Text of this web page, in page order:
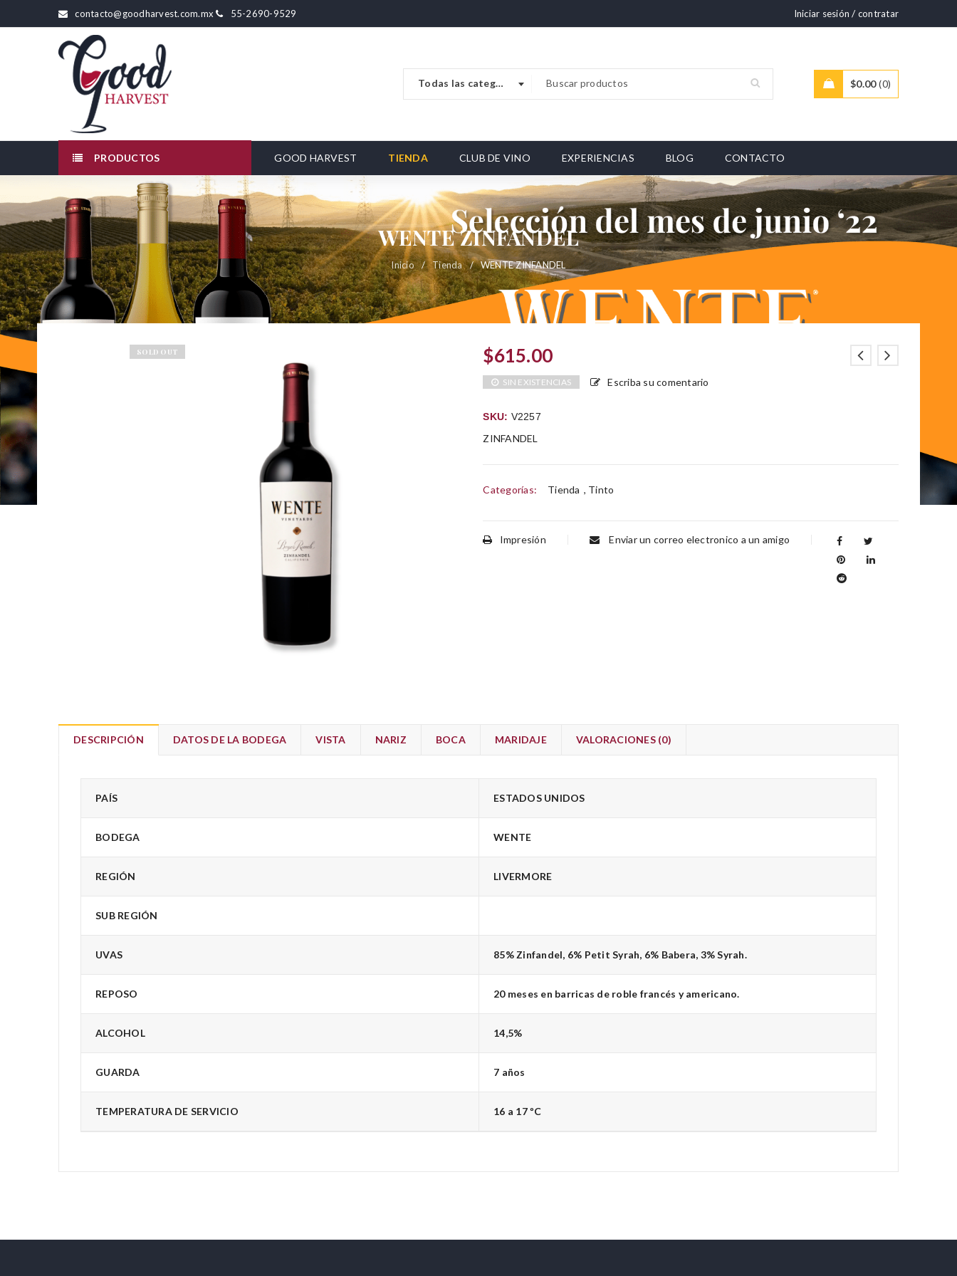
contacto@goodharvest.com.mx 55-2690-9529 Iniciar sesión /contratar
Todas las categorias $0.00 0
PRODUCTOS GOOD HARVEST TIENDA CLUB DE VINO EXPERIENCIAS BLOG CONTACTO
WENTE ZINFANDEL
Inicio / Tienda / WENTE ZINFANDEL
SOLD OUT $615.00
SIN EXISTENCIAS Escriba su comentario
SKU: V2257
ZINFANDEL
Categorías: Tienda , Tinto
Impresión Enviar un correo electronico a un amigo
DESCRIPCIÓN DATOS DE LA BODEGA VISTA NARIZ BOCA MARIDAJE VALORACIONES (0)
PAÍS ESTADOS UNIDOS
BODEGA WENTE
REGIÓN LIVERMORE
SUB REGIÓN
UVAS 85% Zinfandel, 6% Petit Syrah, 6% Babera, 3% Syrah.
REPOSO 20 meses en barricas de roble francés y americano.
ALCOHOL 14,5%
GUARDA 7 años
TEMPERATURA DE SERVICIO 16 a 17 ºC